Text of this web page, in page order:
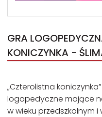
GRA
KONICZYNKA -
„Czterolistna koniczynka”
logopedyczne mające
w wieku przedszkolnym